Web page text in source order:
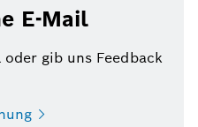
E-Mail
gib uns Feedback